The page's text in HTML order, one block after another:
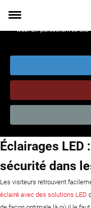
APPLICATIONS
RÉALISATIONS
CONTACT
Garages souterrains
Éclairages LED
sécurité dans
Les visiteurs retrouvent
éclairé avec des solutions LED
Nous utilisons des cookies
web. En parcourant ce